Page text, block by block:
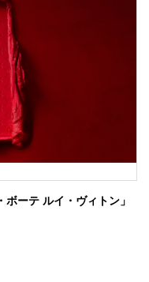
ーテ ルイ・ヴィトン」